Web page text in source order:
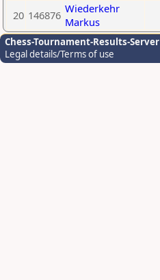
20 146876 Wiederkehr
Markus
Chess-Tournament-Results-Server
Legal details/Terms of use